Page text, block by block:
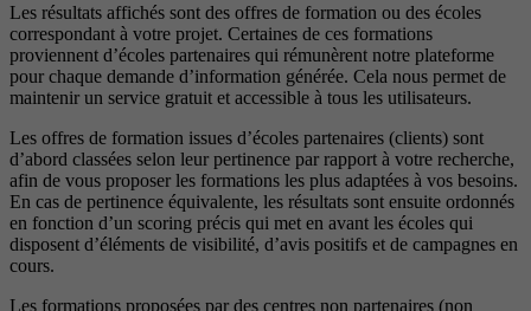
Les résultats affichés sont des offres de formation ou des écoles
correspondant à votre projet. Certaines de ces formations
proviennent d’écoles partenaires qui rémunèrent notre plateforme
pour chaque demande d’information générée. Cela nous permet de
maintenir un service gratuit et accessible à tous les utilisateurs.
Les offres de formation issues d’écoles partenaires (clients) sont
d’abord classées selon leur pertinence par rapport à votre recherche,
afin de vous proposer les formations les plus adaptées à vos besoins.
En cas de pertinence équivalente, les résultats sont ensuite ordonnés
en fonction d’un scoring précis qui met en avant les écoles qui
disposent d’éléments de visibilité, d’avis positifs et de campagnes en
cours.
Les formations proposées par des centres non partenaires (non